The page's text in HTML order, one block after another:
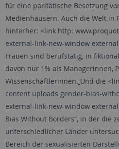
für eine paritätische Besetzung
Medienhäusern. Auch die Welt in
hinterher: <link http:
external-link-new-window
Frauen sind berufstätig, in
davon nur 1% als Managerinnen,
Wissenschaftlerinnen. Und die
content uploads gender-bias-
external-link-new-window
Bias Without Borders“, in der die
unterschiedlicher Länder
Bereich der sexualisierten